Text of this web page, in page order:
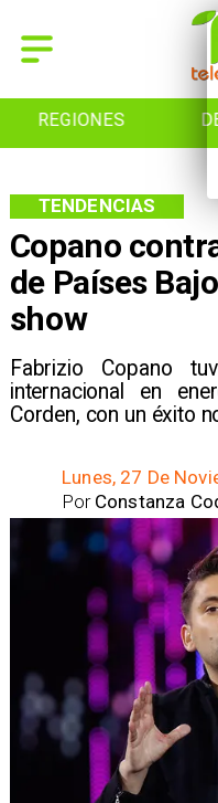
REGIONES
Copano
de Países
show
Fabrizio Copano
internacional en
Corden, con un éxito
TENDENCIAS
Lunes, 27 De
Constanza
Por